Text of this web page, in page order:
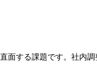
する課題です。社内